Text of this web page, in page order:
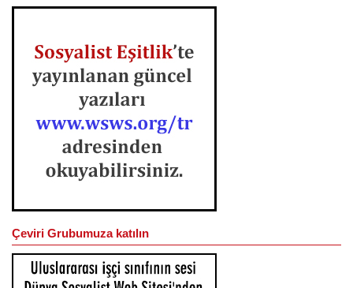
Çeviri Grubumuza katılın